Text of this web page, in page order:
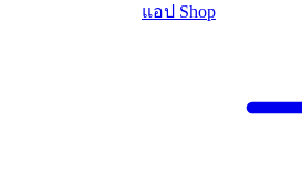
แอป Shop